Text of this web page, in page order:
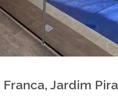
Franca, Jardim